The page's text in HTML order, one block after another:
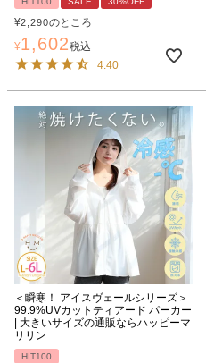
¥2,290のところ
¥1,602税込
4.40
＜瞬寒！ アイスヴェールシリーズ＞
99.9%UVカットティアード パーカー
| 大きいサイズの通販ならハッピーマ
リリン
HIT100